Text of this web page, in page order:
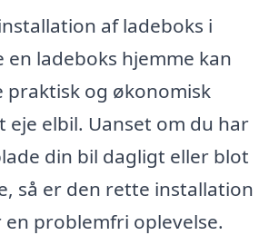
af ladeboks i
en ladeboks hjemme kan
praktisk og økonomisk
elbil. Uanset om du har
din bil dagligt eller blot
så er den rette installation
problemfri oplevelse.